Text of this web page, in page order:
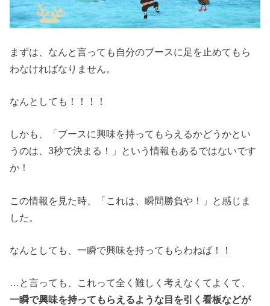
まずは、なんと言っても自分のブースに足を止めてもら
わなければなりません。
なんとしても！！！！
しかも、「ブースに興味を持ってもらえるかどうかとい
うのは、3秒で決まる！」という情報もあるではないです
か！
この情報を見た時、「これは、瞬間勝負や！」と感じま
した。
なんとしても、一瞬で興味を持ってもらわねば！！
…と言っても、これって全く難しく考えなくてよくて、
一瞬で興味を持ってもらえるような目を引く看板などが